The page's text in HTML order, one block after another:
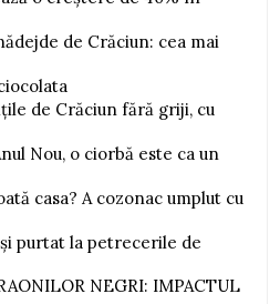
de Crăciun: cea mai
de Crăciun fără griji, cu
Nou, o ciorbă este ca un
casa? A cozonac umplut cu
purtat la petrecerile de
NEGRI: IMPACTUL